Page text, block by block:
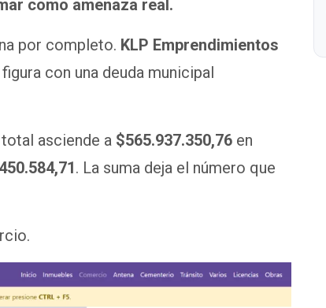
como amenaza real.
por completo. KLP Emprendimientos
con una deuda municipal
total asciende a $565.937.350,76 en
. La suma deja el número que